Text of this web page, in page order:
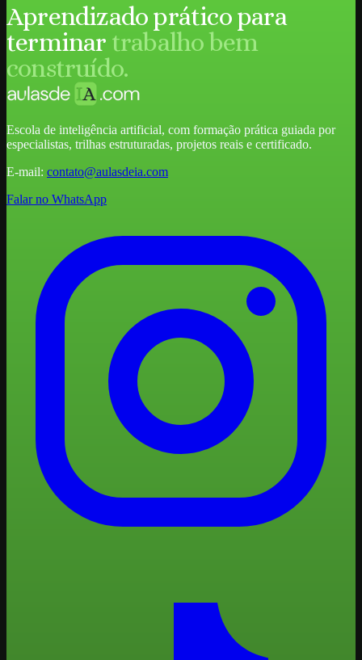
Aprendizado prático para
terminar trabalho bem
construído.
Escola de inteligência artificial, com formação prática guiada por
especialistas, trilhas estruturadas, projetos reais e certificado.
E-mail: contato@aulasdeia.com
Falar no WhatsApp